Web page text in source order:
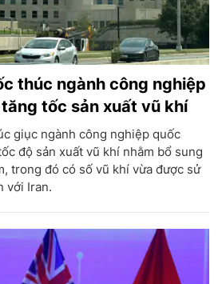
thúc ngành công nghiệp
tốc sản xuất vũ khí
giục ngành công nghiệp quốc
độ sản xuất vũ khí nhằm bổ sung
trong đó có số vũ khí vừa được sử
với Iran.